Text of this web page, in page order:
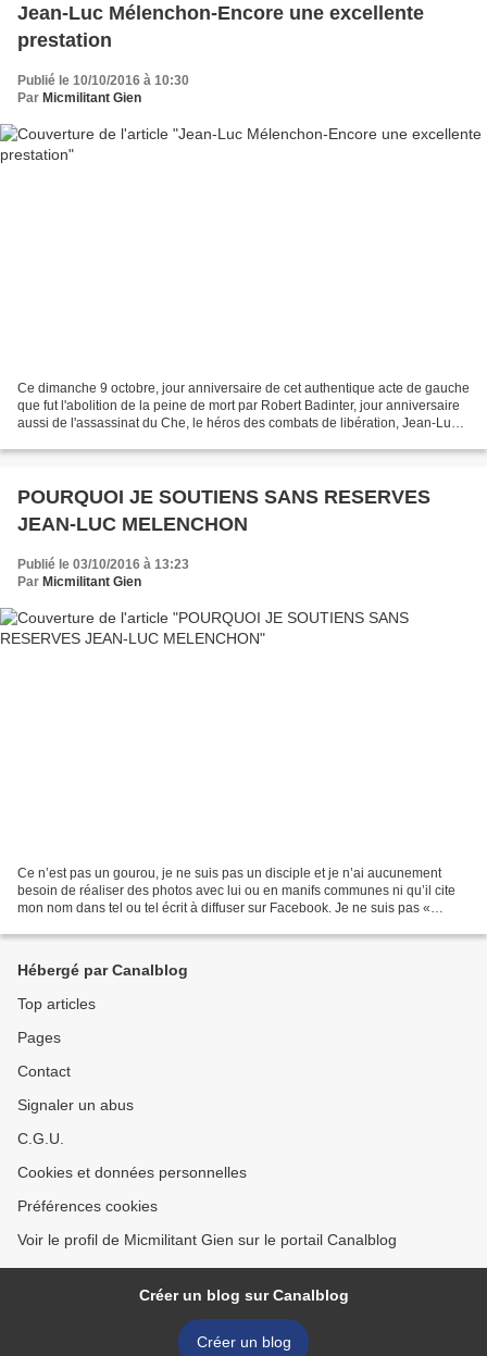
Jean-Luc Mélenchon-Encore une excellente
prestation
Publié le 10/10/2016 à 10:30
Par Micmilitant Gien
Ce dimanche 9 octobre, jour anniversaire de cet authentique acte de gauche
que fut l'abolition de la peine de mort par Robert Badinter, jour anniversaire
aussi de l'assassinat du Che, le héros des combats de libération, Jean-Luc
POURQUOI JE SOUTIENS SANS RESERVES
JEAN-LUC MELENCHON
Publié le 03/10/2016 à 13:23
Par Micmilitant Gien
Ce n’est pas un gourou, je ne suis pas un disciple et je n’ai aucunement
besoin de réaliser des photos avec lui ou en manifs communes ni qu’il cite
mon nom dans tel ou tel écrit à diffuser sur Facebook. Je ne suis pas «
Hébergé par Canalblog
Top articles
Pages
Contact
Signaler un abus
C.G.U.
Cookies et données personnelles
Préférences cookies
Voir le profil de Micmilitant Gien sur le portail Canalblog
Créer un blog sur Canalblog
Créer un blog